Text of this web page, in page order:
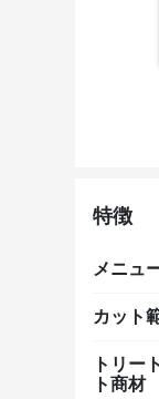
特徴
メニュ
カット
トリー
ト商材